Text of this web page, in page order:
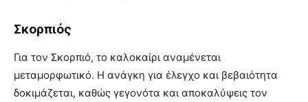
Σκορπιός
Για τον Σκορπιό, το καλοκαίρι αναμένεται
μεταμορφωτικό. Η ανάγκη για έλεγχο και βεβαιότητα
δοκιμάζεται, καθώς γεγονότα και αποκαλύψεις τον